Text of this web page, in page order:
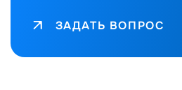
ЗАДАТЬ ВОПРОС